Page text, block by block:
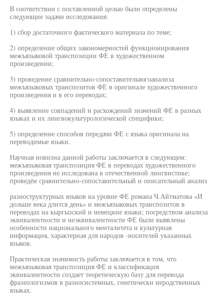
В соответствии с поставленной целыо были определены
следующие задачи исследования:
1) сбор достаточного фактического материала по теме;
2) определение общих закономерностей функционирования
межъязыковой транспозиции ФЕ в художественном
произведении;
3) проведение сравнительно-сопоставителыюгоанализа
межъязыковых транспозитов ФЕ в оригинале художественного
произведения и в его переводах;
4) выявление совпадений и расхождений значений ФЕ в разных
языках и их лингвокультурологической специфики;
5) определение способов передачи ФЕ с языка оригинала на
переводимые языки.
Научная новнзна данной работы заключается в следующем:
межъязыковая транспозиция ФЕ в переводах художественного
произведения не исследована в отечественной лингвистике;
проведён сравнительно-сопоставительный и описательный анализ
разноструктурных языков на уровне ФЕ романа Ч.Айтматова «И
дольше века длится день» и межъязыковых транспозитов в
переводах на кыргызский и немецкие языки; посредством анализа
эквивалентности и неэквивалентности ФЕ были выявлены
особенности национального менталитета и культурная
информация, характерная для народов -носителей указанных
языков.
Практическая значимость работы заключается в том, что
межъязыковая транспозиция ФЕ и классификация
эквивалентности создает теоретическую базу для перевода
фразеологизмов в разносистемных, генетически неродственных
языках.